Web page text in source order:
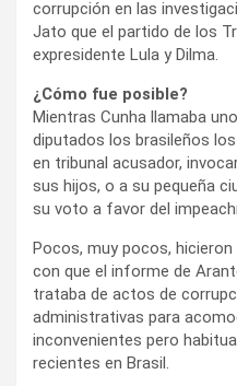
corrupción en las
Jato que el partido de los
expresidente Lula y Dilma.
¿Cómo fue posible?
Mientras Cunha llamaba
diputados los brasileños
en tribunal acusador,
sus hijos, o a su pequeña
su voto a favor del
Pocos, muy pocos,
con que el informe de
trataba de actos de
administrativas para
inconvenientes pero
recientes en Brasil.